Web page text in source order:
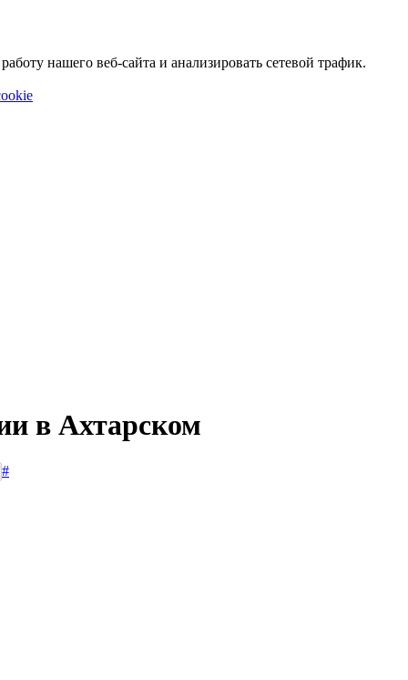
нашего веб-сайта и анализировать сетевой трафик.
в Ахтарском
#